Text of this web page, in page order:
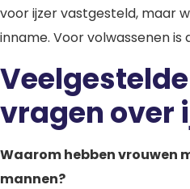
voor ijzer vastgesteld, maar
inname. Voor volwassenen
Veelgestelde
vragen over
Waarom hebben vrouwen
mannen?